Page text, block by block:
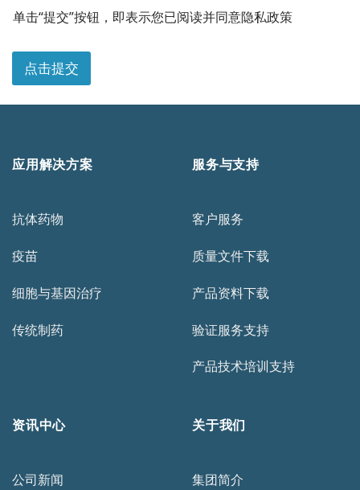
单击“提交”按钮，即表示您已阅读并同意隐私政策
点击提交
应用解决方案
抗体药物
疫苗
细胞与基因治疗
传统制药
服务与支持
客户服务
质量文件下载
产品资料下载
验证服务支持
产品技术培训支持
资讯中心
公司新闻
关于我们
集团简介